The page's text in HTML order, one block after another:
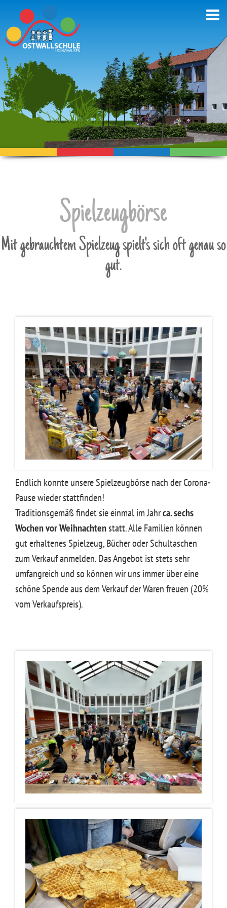
Spielzeugbörse
Mit gebrauchtem Spielzeug spielt's sich oft genau so
gut.
Endlich konnte unsere Spielzeugbörse nach der Corona-
Pause wieder stattfinden!
Traditionsgemäß findet sie einmal im Jahrca. sechs
Wochen vor Weihnachtenstatt. Alle Familien können
gut erhaltenes Spielzeug, Bücher oder Schultaschen
zum Verkauf anmelden. Das Angebot ist stets sehr
umfangreich und so können wir uns immer über eine
schöne Spende aus dem Verkauf der Waren freuen (20%
vom Verkaufspreis).